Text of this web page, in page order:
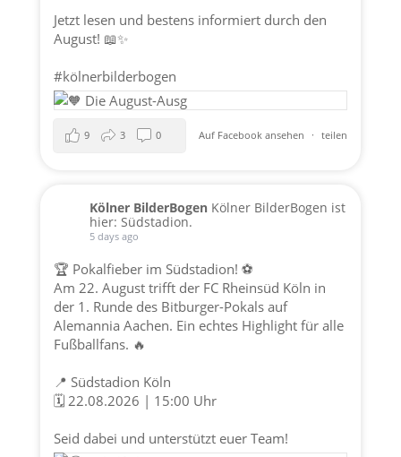
Jetzt lesen und bestens informiert durch den
August! 📖✨
#kölnerbilderbogen
Auf Facebook ansehen · teilen
9 3 0
Kölner BilderBogen Kölner BilderBogen ist
hier: Südstadion.
5 days ago
🏆 Pokalfieber im Südstadion! ⚽️
Am 22. August trifft der FC Rheinsüd Köln in
der 1. Runde des Bitburger-Pokals auf
Alemannia Aachen. Ein echtes Highlight für alle
Fußballfans. 🔥
📍 Südstadion Köln
🗓️ 22.08.2026 | 15:00 Uhr
Seid dabei und unterstützt euer Team!